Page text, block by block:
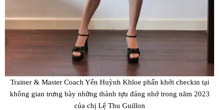
Trainer & Master Coach Yến Huỳnh Khloe phấn khởi checkin tại
không gian trưng bày những thành tựu đáng nhớ trong năm 2023
của chị Lệ Thu Guillon